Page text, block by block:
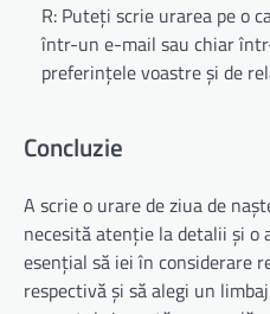
R: Puteți scrie urarea pe o
într-un e-mail sau chiar
preferințele voastre și de
Concluzie
A scrie o urare de ziua de
necesită atenție la detalii și o
esențial să iei în considerare
respectivă și să alegi un